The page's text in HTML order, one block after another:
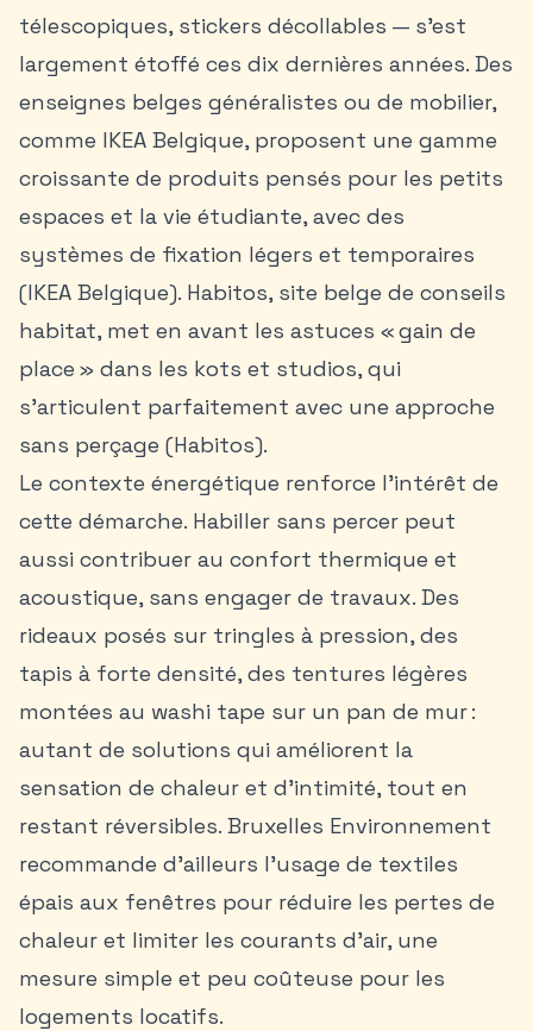
télescopiques, stickers décollables — s’est
largement étoffé ces dix dernières années. Des
enseignes belges généralistes ou de mobilier,
comme IKEA Belgique, proposent une gamme
croissante de produits pensés pour les petits
espaces et la vie étudiante, avec des
systèmes de fixation légers et temporaires
(IKEA Belgique). Habitos, site belge de conseils
habitat, met en avant les astuces « gain de
place » dans les kots et studios, qui
s’articulent parfaitement avec une approche
sans perçage (Habitos).
Le contexte énergétique renforce l’intérêt de
cette démarche. Habiller sans percer peut
aussi contribuer au confort thermique et
acoustique, sans engager de travaux. Des
rideaux posés sur tringles à pression, des
tapis à forte densité, des tentures légères
montées au washi tape sur un pan de mur :
autant de solutions qui améliorent la
sensation de chaleur et d’intimité, tout en
restant réversibles. Bruxelles Environnement
recommande d’ailleurs l’usage de textiles
épais aux fenêtres pour réduire les pertes de
chaleur et limiter les courants d’air, une
mesure simple et peu coûteuse pour les
logements locatifs.